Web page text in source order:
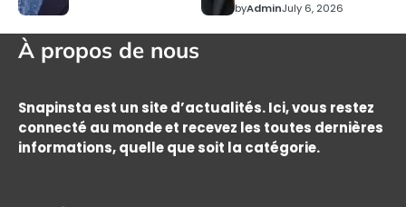
byAdminJuly 6, 2026
À propos de nous
Snapinsta est un site d’actualités. Ici, vous restez
connecté au monde et recevez les toutes dernières
informations, quelle que soit la catégorie.